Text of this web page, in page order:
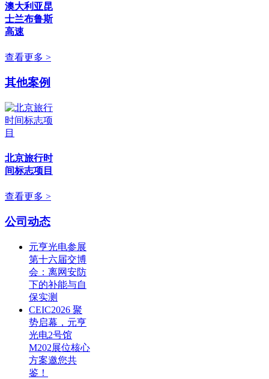
澳大利亚昆
士兰布鲁斯
高速
查看更多 >
其他案例
北京旅行时
间标志项目
查看更多 >
公司动态
元亨光电参展
第十六届交博
会：离网安防
下的补能与自
保实测
CEIC2026 聚
势启幕，元亨
光电2号馆
M202展位核心
方案邀您共
鉴！